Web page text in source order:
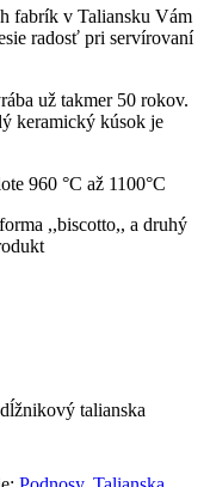
fabrík v Taliansku Vám
radosť pri servírovaní
už takmer 50 rokov.
keramický kúsok je
960 °C až 1100°C
,,biscotto,, a druhý
talianska